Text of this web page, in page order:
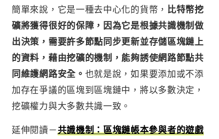
簡單來說，它是一種去中心化的貨幣， 比特幣挖
礦將獲得很好的保障，因為它是根據共識機制做
出決策，需要許多節點同步更新並存儲區塊鏈上
的資料，藉由挖礦的機制，能夠誘使網路節點共
同維護網路安全。 也就是說，如果要添加或不添
加存在爭議的區塊到區塊鏈中，將以多數決定，
挖礦權力與大多數共識一致。
延伸閱讀－共識機制：區塊鏈帳本參與者的遊戲